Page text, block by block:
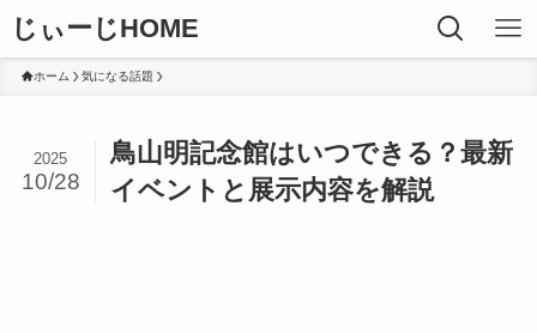
じぃーじHOME
ホーム 気になる話題
鳥山明記念館はいつできる？最新
イベントと展示内容を解説
2025
10/28